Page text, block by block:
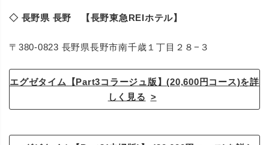
◇ 長野県 長野 【長野東急REIホテル】
〒380-0823 長野県長野市南千歳１丁目２８−３
エグゼタイム【Part3コラージュ版】(20,600円コース)を詳
しく見る